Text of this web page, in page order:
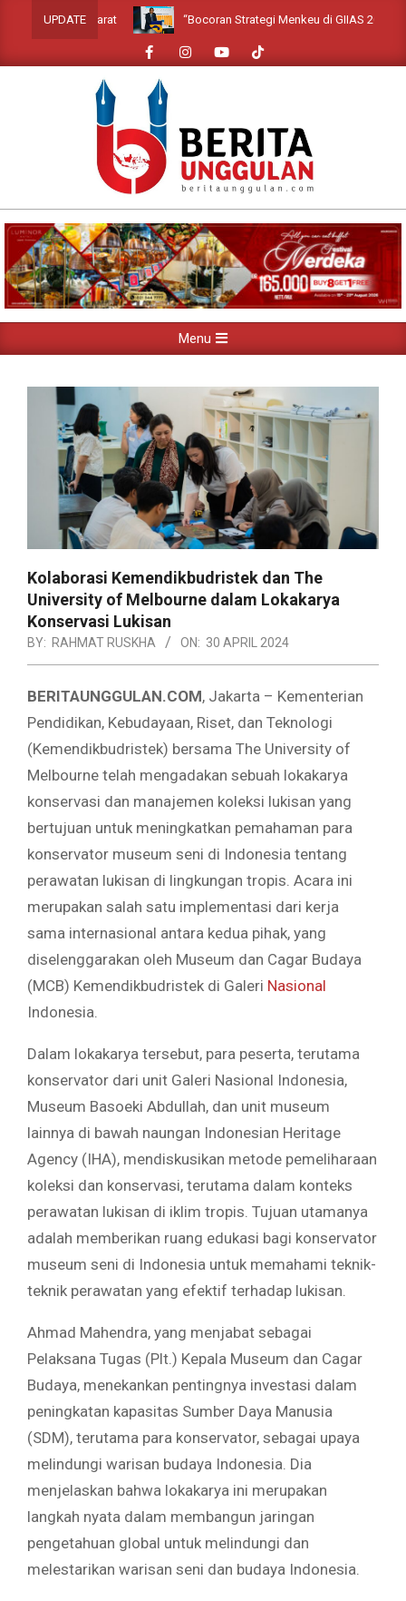
UPDATE “Bocoran Strategi Menkeu di GIIAS 2026: Siap
Navigation
Menu
Kolaborasi Kemendikbudristek dan The
University of Melbourne dalam Lokakarya
Konservasi Lukisan
BY: RAHMAT RUSKHA ON: 30 APRIL 2024
BERITAUNGGULAN.COM, Jakarta – Kementerian
Pendidikan, Kebudayaan, Riset, dan Teknologi
(Kemendikbudristek) bersama The University of
Melbourne telah mengadakan sebuah lokakarya
konservasi dan manajemen koleksi lukisan yang
bertujuan untuk meningkatkan pemahaman para
konservator museum seni di Indonesia tentang
perawatan lukisan di lingkungan tropis. Acara ini
merupakan salah satu implementasi dari kerja
sama internasional antara kedua pihak, yang
diselenggarakan oleh Museum dan Cagar Budaya
(MCB) Kemendikbudristek di Galeri Nasional
Indonesia.
Dalam lokakarya tersebut, para peserta, terutama
konservator dari unit Galeri Nasional Indonesia,
Museum Basoeki Abdullah, dan unit museum
lainnya di bawah naungan Indonesian Heritage
Agency (IHA), mendiskusikan metode pemeliharaan
koleksi dan konservasi, terutama dalam konteks
perawatan lukisan di iklim tropis. Tujuan utamanya
adalah memberikan ruang edukasi bagi konservator
museum seni di Indonesia untuk memahami teknik-
teknik perawatan yang efektif terhadap lukisan.
Ahmad Mahendra, yang menjabat sebagai
Pelaksana Tugas (Plt.) Kepala Museum dan Cagar
Budaya, menekankan pentingnya investasi dalam
peningkatan kapasitas Sumber Daya Manusia
(SDM), terutama para konservator, sebagai upaya
melindungi warisan budaya Indonesia. Dia
menjelaskan bahwa lokakarya ini merupakan
langkah nyata dalam membangun jaringan
pengetahuan global untuk melindungi dan
melestarikan warisan seni dan budaya Indonesia.